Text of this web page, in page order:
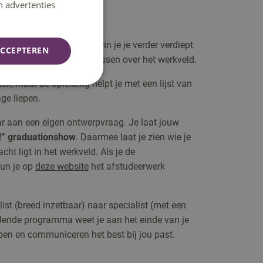
is de afstudeerfase waarin je je verder verdiept
met workshops en lessen over het werkveld.
maar de opleiding helpt je met een lijst van
liepen.
aan een eigen ontwerpvraag. Je laat jouw
graduationshow. Daarmee laat je zien wie je
ligt in het werkveld. Als je de
je op deze website het afstudeerwerk
(breed inzetbaar) naar specialist (met een
programma weet je aan het einde van je
en communiceren het best bij jou past.
advertenties